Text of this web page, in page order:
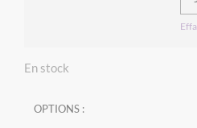
En stock
OPTIONS :